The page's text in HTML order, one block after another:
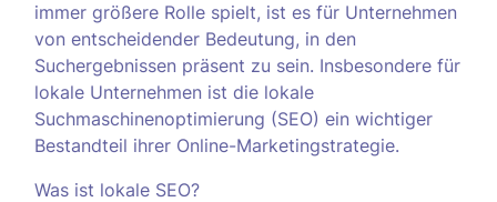
immer größere Rolle spielt, ist es für Unternehmen
von entscheidender Bedeutung, in den
Suchergebnissen präsent zu sein. Insbesondere für
lokale Unternehmen ist die lokale
Suchmaschinenoptimierung (SEO) ein wichtiger
Bestandteil ihrer Online-Marketingstrategie.
Was ist lokale SEO?